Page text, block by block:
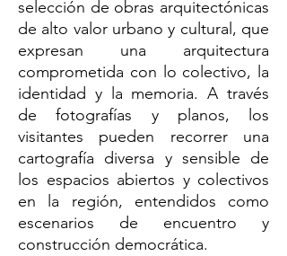
selección de obras arquitectónicas
de alto valor urbano y cultural, que
expresan una arquitectura
comprometida con lo colectivo, la
identidad y la memoria. A través
de fotografías y planos, los
visitantes pueden recorrer una
cartografía diversa y sensible de
los espacios abiertos y colectivos
en la región, entendidos como
escenarios de encuentro y
construcción democrática.